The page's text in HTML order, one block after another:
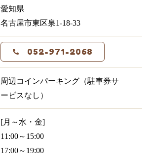
愛知県
名古屋市東区泉1-18-33
052-971-2068
周辺コインパーキング（駐車券サ
ービスなし）
[月～水・金]
11:00～15:00
17:00～19:00